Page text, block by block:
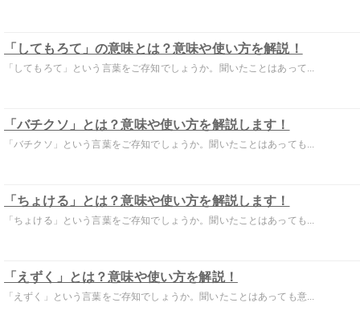
「してもろて」の意味とは？意味や使い方を解説！
「してもろて」という言葉をご存知でしょうか。聞いたことはあって...
「バチクソ」とは？意味や使い方を解説します！
「バチクソ」という言葉をご存知でしょうか。聞いたことはあっても...
「ちょける」とは？意味や使い方を解説します！
「ちょける」という言葉をご存知でしょうか。聞いたことはあっても...
「えずく」とは？意味や使い方を解説！
「えずく」という言葉をご存知でしょうか。聞いたことはあっても意...